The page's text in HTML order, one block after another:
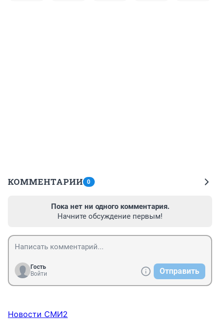
КОММЕНТАРИИ 0
Пока нет ни одного комментария.
Начните обсуждение первым!
Гость
Войти
Отправить
Новости СМИ2